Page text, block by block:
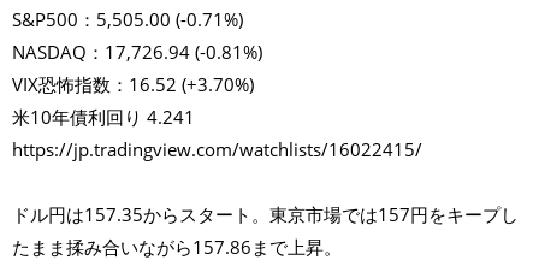
S&P500：5,505.00 (-0.71%)
NASDAQ：17,726.94 (-0.81%)
VIX恐怖指数：16.52 (+3.70%)
米10年債利回り 4.241
https://jp.tradingview.com/watchlists/16022415/
ドル円は157.35からスタート。東京市場では157円をキープし
たまま揉み合いながら157.86まで上昇。